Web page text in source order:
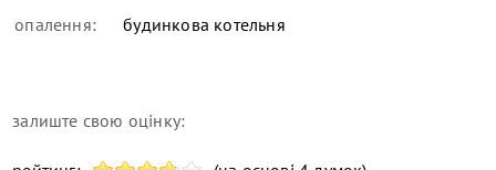
опалення: будинкова котельня
залиште свою оцінку: